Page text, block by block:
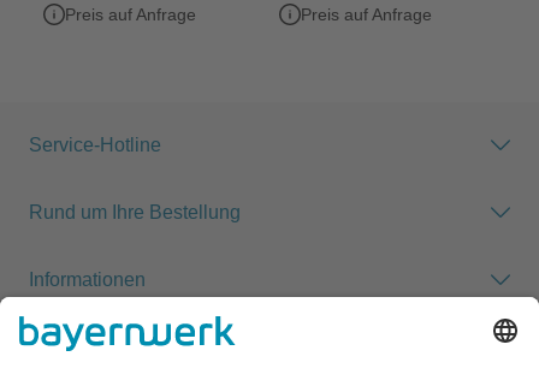
Preis auf Anfrage
Trafostation
Preis auf Anfrage
Service-Hotline
Rund um Ihre Bestellung
Informationen
Zahlung & Versand